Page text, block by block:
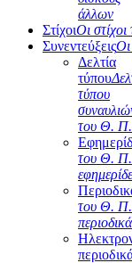
άλλων
ΣτίχοιΟι
ΣυνεντεύξειςΟι
Δελτία
τύπου
τύπου
του Θ. Π.
του Θ.
του Θ.
περιοδικά